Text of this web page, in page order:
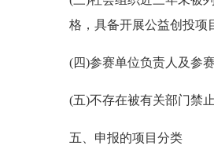
格，具备开展公益创投项
(四)参赛单位负责人及参
(五)不存在被有关部门禁
五、申报的项目分类